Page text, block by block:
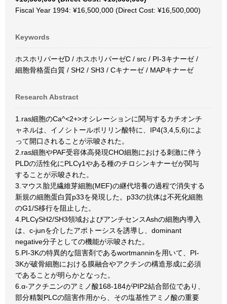
Fiscal Year 1994: ¥16,500,000 (Direct Cost: ¥16,500,000)
Keywords
ホスホリパーゼD / ホスホリパーゼC / src / PI-3キナーゼ /
細胞骨格蛋白質 / SH2 / SH3 / Cキナーゼ / MAPキナーゼ
Research Abstract
1.ras細胞のCa^<2+>オシレーションに関与するカチオンチ
ャネルは、イノシトールポリリン酸特に、IP4(3,4,5,6)によ
って開口されることが示唆された。
2.ras細胞やPAF受容体高発現CHO細胞における刺激に伴う
PLDの活性化にPLCγ1やある種のチロシンキナーゼが関与
することが示唆された。
3.マウス胎児繊維芽細胞(MEF)の継代培養の過程で消失する
新規の細胞蛋白質p33を発現した。p33の抗体は不死化細胞
のG1/S移行を阻止した。
4.PLCγSH2/SH3領域およびアンチセンスAshの細胞内導入
は、c-junを介したアポトーシスを誘導し、dominant
negative分子としての機能が示唆された。
5.PI-3Kの特異的な阻害剤であるwortmanninを用いて、PI-
3Kが破骨細胞における膜融合やアクチンの構造形成に必須
であることが明らかとなった。
6.α-アクチニンのアミノ酸168-184がPIP2結合部位であり、
部分精製PLCの阻害作用から、その塩基性アミノ酸の重要